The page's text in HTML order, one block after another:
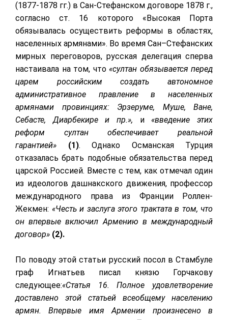
(1877-1878 гг.) в Сан-Стефанском договоре 1878 г.,
согласно ст. 16 которого «Высокая Порта
обязывалась осуществить реформы в областях,
населенных армянами». Во время Сан–Стефанских
мирных переговоров, русская делегация сперва
настаивала на том, что «султан обязывается перед
царем российским создать автономное
административное правление в населенных
армянами провинциях: Эрзеруме, Муше, Ване,
Себасте, Диарбекире и пр.», и«введение этих
реформ султан обеспечивает реальной
гарантией»
(1). Однако Османская Турция
отказалась брать подобные обязательства перед
царской Россией. Вместе с тем, как отмечал один
из идеологов дашнакского движения, профессор
международного права из Франции Роллен-
Жекмен: «Честь и заслуга этого трактата в том, что
он впервые включил Армению в международный
договор» (2).
По поводу этой статьи русский посол в Стамбуле
граф Игнатьев писал князю Горчакову
следующее:«Статья 16. Полное удовлетворение
доставлено этой статьей всеобщему населению
армян. Впервые имя Армении произнесено в